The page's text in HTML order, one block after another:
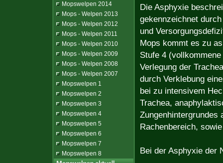
Mopswelpen 2014
Mops - Welpen 2013
Mops - Welpen 2012
Mops - Welpen 2011
Mops - Welpen 2010
Mops - Welpen 2009
Mops - Welpen 2008
Mops - Welpen 2007
Mopswelpen 1
Mopswelpen 2
Mopswelpen 3
Mopswelpen 4
Mopswelpen 5
Mopswelpen 6
Mopswelpen 7
Mopswelpen 8
Die Asphyxie
gekennzeichnet
und
Mops kommt es zu
Stufe 4
Verlegung der
durch Verklebung
bei zu intensivem
Trachea,
Zungenhintergrundes
Rachenbereich,
Bei der Asphyxie der